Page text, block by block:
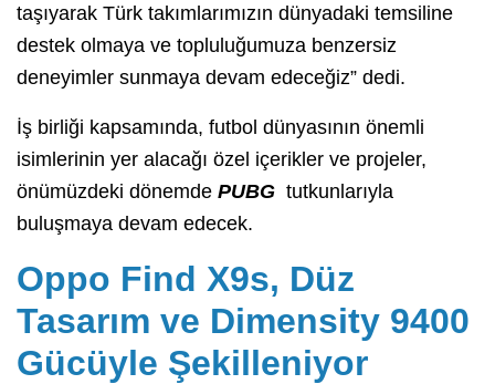
taşıyarak Türk takımlarımızın dünyadaki temsiline
destek olmaya ve topluluğumuza benzersiz
deneyimler sunmaya devam edeceğiz” dedi.
İş birliği kapsamında, futbol dünyasının önemli
isimlerinin yer alacağı özel içerikler ve projeler,
önümüzdeki dönemde PUBG tutkunlarıyla
buluşmaya devam edecek.
Oppo Find X9s, Düz
Tasarım ve Dimensity 9400
Gücüyle Şekilleniyor